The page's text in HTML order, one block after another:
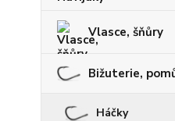
Vlasce, šňůry
Bižuterie,
Háčky